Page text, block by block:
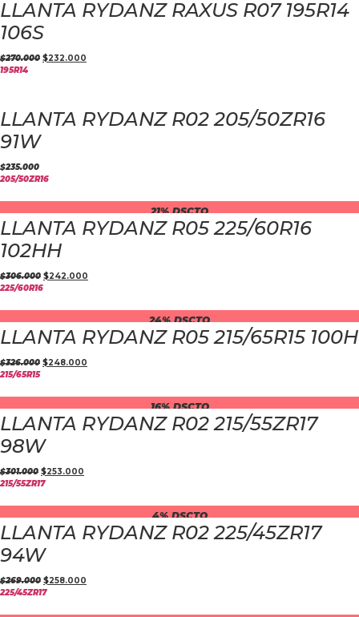
LLANTA RYDANZ RAXUS R07 195R14
106S
$270.000 $232.000
195R14
LLANTA RYDANZ R02 205/50ZR16
91W
$235.000
205/50ZR16
21% DSCTO
LLANTA RYDANZ R05 225/60R16
102HH
$306.000 $242.000
225/60R16
24% DSCTO
LLANTA RYDANZ R05 215/65R15 100H
$326.000 $248.000
215/65R15
16% DSCTO
LLANTA RYDANZ R02 215/55ZR17
98W
$301.000 $253.000
215/55ZR17
4% DSCTO
LLANTA RYDANZ R02 225/45ZR17
94W
$269.000 $258.000
225/45ZR17